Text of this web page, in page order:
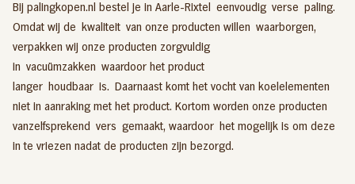
Bij palingkopen.nl bestel je in Aarle-Rixtel eenvoudig verse paling.
Omdat wij de kwaliteit van onze producten willen waarborgen,
verpakken wij onze producten zorgvuldig
in vacuümzakken waardoor het product
langer houdbaar is. Daarnaast komt het vocht van koelelementen
niet in aanraking met het product. Kortom worden onze producten
vanzelfsprekend vers gemaakt, waardoor het mogelijk is om deze
in te vriezen nadat de producten zijn bezorgd.